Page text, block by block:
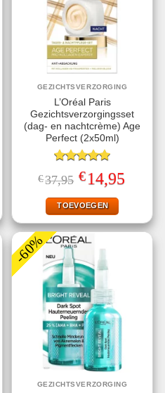
GEZICHTSVERZORGING
L’Oréal Paris
Gezichtsverzorgingsset
(dag- en nachtcrème) Age
Perfect (2x50ml)
Gewaardeerd
5.00uit 5
€37,95 Oorspronkelijke
prijs
was:
€37,95.
€14,95prijs
TOEVOEGEN
-60%
GEZICHTSVERZORGING